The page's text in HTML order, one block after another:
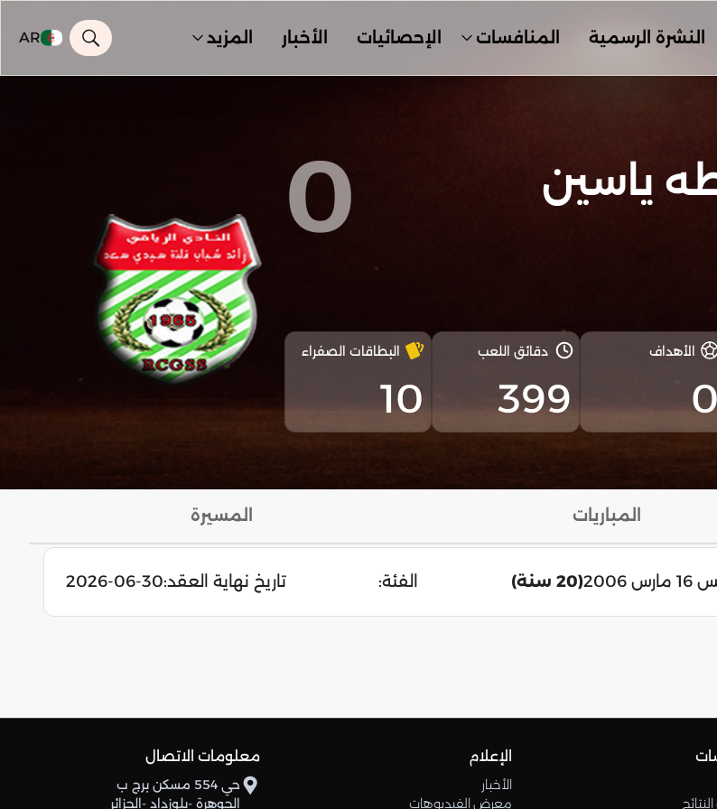
النشرة الرسمية المنافسات الإحصائيات الأخبار المزيد AR
ياسين
الأهداف
0
دقائق اللعب
399
البطاقات الصفراء
10
0
المباريات المسيرة
2006 (20 سنة) الفئة: تاريخ نهاية العقد:2026-06-30
الإعلام
الأخبار
معرض الفيديوهات
معلومات الاتصال
حي 554 مسكن برج ب
الجوهرة -بلوزداد -الجزائر